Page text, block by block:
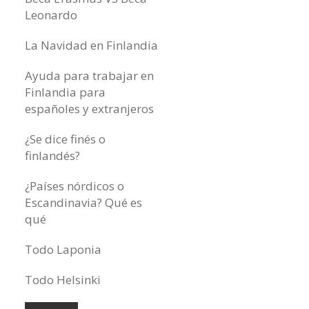
Leonardo
La Navidad en Finlandia
Ayuda para trabajar en
Finlandia para
españoles y extranjeros
¿Se dice finés o
finlandés?
¿Países nórdicos o
Escandinavia? Qué es
qué
Todo Laponia
Todo Helsinki